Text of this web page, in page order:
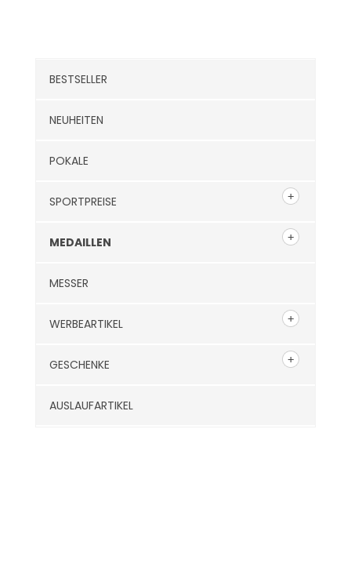
BESTSELLER
NEUHEITEN
POKALE
SPORTPREISE
MEDAILLEN
MESSER
WERBEARTIKEL
GESCHENKE
AUSLAUFARTIKEL